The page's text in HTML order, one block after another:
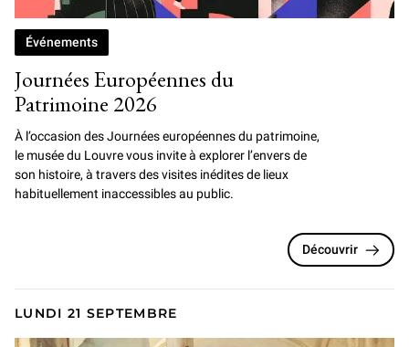
Journées Européennes du
Patrimoine 2026
Événements
À l’occasion des Journées européennes du patrimoine,
le musée du Louvre vous invite à explorer l’envers de
son histoire, à travers des visites inédites de lieux
habituellement inaccessibles au public.
Découvrir
LUNDI 21 SEPTEMBRE